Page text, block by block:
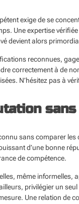
exige de se
Une expertise
devient alors
reconnues,
correctement à de
N’hésitez pas à
sans comparer
d’une bonne
de compétence.
même informelles,
privilégier un
Une relation de